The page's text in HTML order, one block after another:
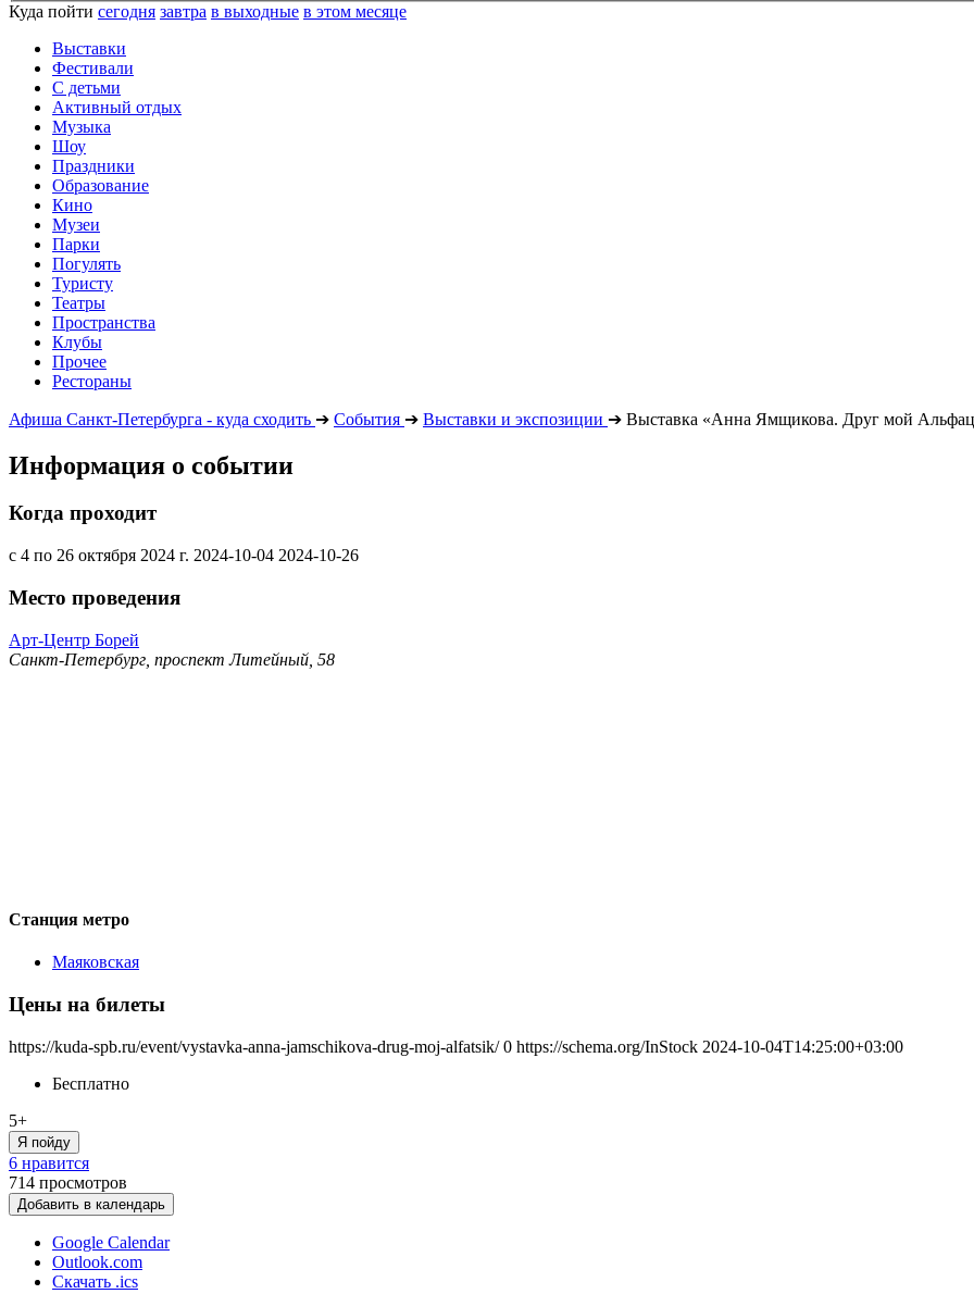
Куда пойти сегодня завтра в выходные в этом месяце
Выставки
Фестивали
С детьми
Активный отдых
Музыка
Шоу
Праздники
Образование
Кино
Музеи
Парки
Погулять
Туристу
Театры
Пространства
Клубы
Прочее
Рестораны
Афиша Санкт-Петербурга - куда сходить ➔ События ➔ Выставки и экспозиции ➔ Выставка «Анна Ямщикова. Друг мой
Информация о событии
Когда проходит
с 4 по 26 октября 2024 г. 2024-10-04 2024-10-26
Место проведения
Арт-Центр Борей
Санкт-Петербург, проспект Литейный, 58
Станция метро
Маяковская
Цены на билеты
https://kuda-spb.ru/event/vystavka-anna-jamschikova-drug-moj-alfatsik/ 0 https://schema.org/InStock 2024-10-04T14:25:00+03:00
Бесплатно
5+
Я пойду
6 нравится
714 просмотров
Добавить в календарь
Google Calendar
Outlook.com
Скачать .ics